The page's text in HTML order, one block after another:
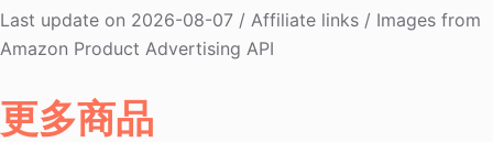
Last update on 2026-08-07 / Affiliate links / Images from
Amazon Product Advertising API
更多商品